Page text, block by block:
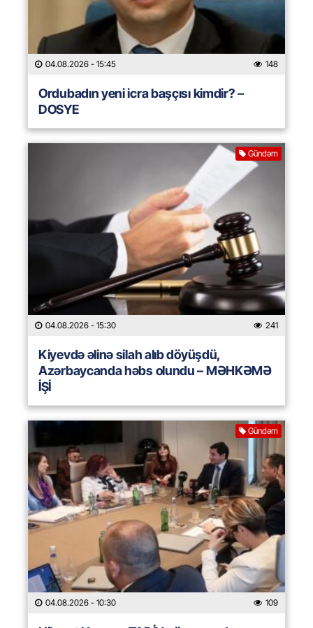
04.08.2026 - 15:45 148
Ordubadın yeni icra başçısı kimdir? –
DOSYE
Gündəm
04.08.2026 - 15:30 241
Kiyevdə əlinə silah alıb döyüşdü,
Azərbaycanda həbs olundu – MƏHKƏMƏ
İŞİ
Gündəm
04.08.2026 - 10:30 109